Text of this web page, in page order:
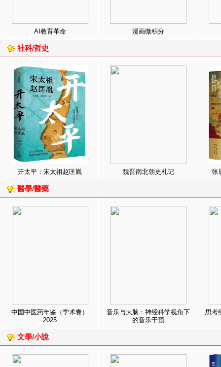
AI教育革命 漫画微积分
社科/哲史
开太平：宋太祖赵匡胤 魏晋南北朝史札记 张
醫學/醫藥
中国中医药年鉴（学术卷）
2025
音乐与大脑：神经科学视角下
的音乐干预
思考
文學/小說